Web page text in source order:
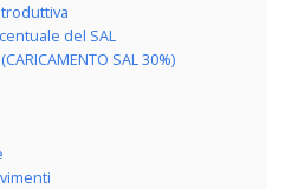
del SAL
SAL 30%)